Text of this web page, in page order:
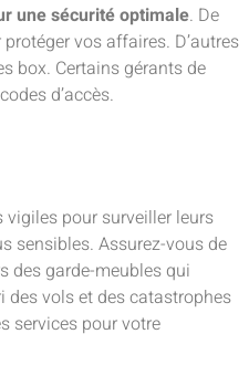
une sécurité optimale. De
vos affaires. D’autres
box. Certains gérants de
d’accès.
pour surveiller leurs
sensibles. Assurez-vous de
des garde-meubles qui
des vols et des catastrophes
services pour votre